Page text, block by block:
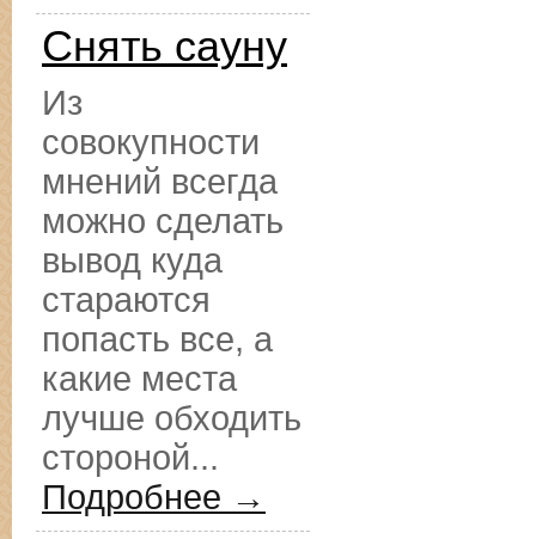
Снять сауну
Из
совокупности
мнений всегда
можно сделать
вывод куда
стараются
попасть все, а
какие места
лучше обходить
стороной...
Подробнее →